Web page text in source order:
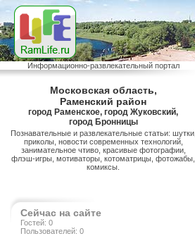
Информационно-развлекательный портал
Московская область,
Раменский район
город Раменское, город Жуковский,
город Бронницы
Познавательные и развлекательные статьи: шутки,
приколы, новости современных технологий,
занимательное чтиво, красивые фотографии,
флэш-игры, мотиваторы, котоматрицы, фотожабы,
комиксы.
Сейчас на сайте
Гостей: 0
Пользователей: 0